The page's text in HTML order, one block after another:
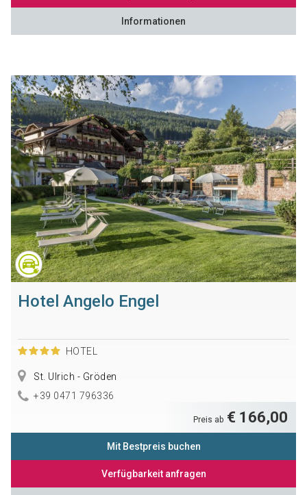
Informationen
Hotel Angelo Engel
HOTEL
St. Ulrich - Gröden
+39 0471 796336
Preis ab € 166,00
Mit Bestpreis buchen
Verfügbarkeit anfragen